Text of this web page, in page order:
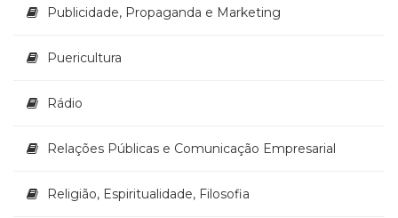
Publicidade, Propaganda e Marketing
Puericultura
Rádio
Relações Públicas e Comunicação Empresarial
Religião, Espiritualidade, Filosofia